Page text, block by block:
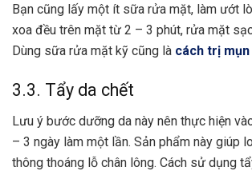
Bạn cũng lấy một ít sữa rửa mặt, làm ướt
xoa đều trên mặt từ 2 – 3 phút, rửa mặt
Dùng sữa rửa mặt kỹ cũng là cách trị mụn
3.3. Tẩy da chết
Lưu ý bước dưỡng da này nên thực hiện
– 3 ngày làm một lần. Sản phẩm này giúp
thông thoáng lỗ chân lông. Cách sử dụng